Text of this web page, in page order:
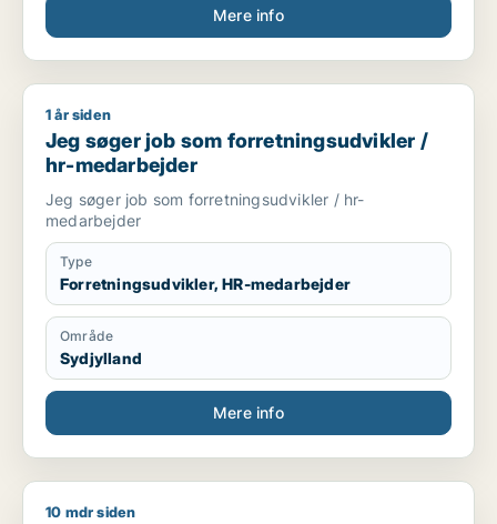
Mere info
Jeg søger job som forretningsudvikler / hr-medarbejder
1 år siden
Jeg søger job som forretningsudvikler /
hr-medarbejder
Jeg søger job som forretningsudvikler / hr-
medarbejder
Type
Forretningsudvikler, HR-medarbejder
Område
Sydjylland
Mere info
Hans søger job som kommunikationsmedarbejder /
10 mdr siden